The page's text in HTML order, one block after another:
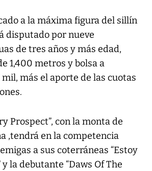
a la máxima figura del sillín
disputado por nueve
de tres años y más edad,
1,400 metros y bolsa a
más el aporte de las cuotas
Prospect”, con la monta de
,tendrá en la competencia
a sus coterráneas “Estoy
y la debutante “Daws Of The